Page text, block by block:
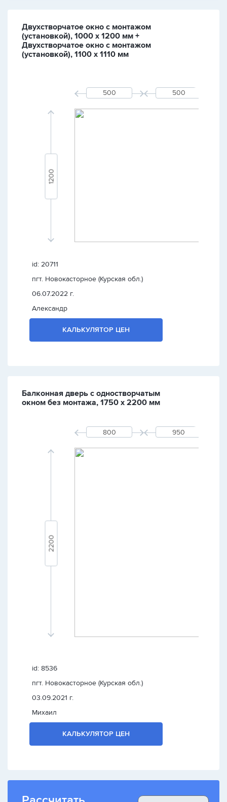
Двухстворчатое окно с монтажом
(установкой), 1000 х 1200 мм +
Двухстворчатое окно с монтажом
(установкой), 1100 х 1110 мм
id: 20711
пгт. Новокасторное (Курская обл.)
06.07.2022 г.
Александр
КАЛЬКУЛЯТОР ЦЕН
Балконная дверь с одностворчатым
окном без монтажа, 1750 х 2200 мм
id: 8536
пгт. Новокасторное (Курская обл.)
03.09.2021 г.
Михаил
КАЛЬКУЛЯТОР ЦЕН